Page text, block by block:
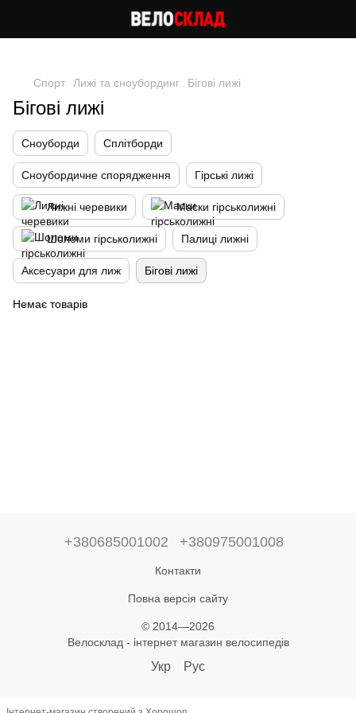
Спорт Лижі та сноубординг Бігові лижі
Бігові лижі
Сноуборди Сплітборди
Сноубордичне спорядження Гірські лижі
Лижні черевики Маски гірськолижні
Шоломи гірськолижні Палиці лижні
Аксесуари для лиж Бігові лижі
Немає товарів
+380685001002 +380975001008
Контакти
Повна версія сайту
© 2014—2026
Велосклад - інтернет магазин велосипедів
Укр Рус